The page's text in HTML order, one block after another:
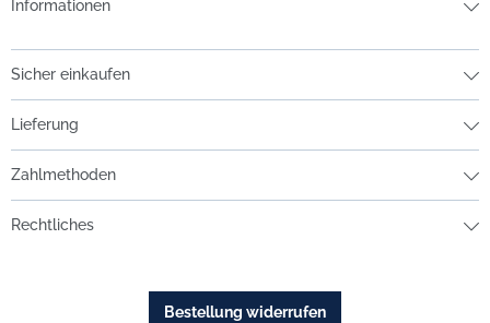
Informationen
Sicher einkaufen
Lieferung
Zahlmethoden
Rechtliches
Bestellung widerrufen